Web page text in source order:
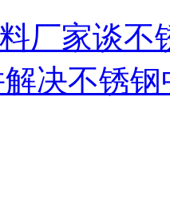
厂家谈不
决不锈